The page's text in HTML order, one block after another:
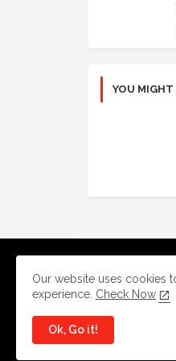
YOU MIGHT
Our website uses cookies
experience. Check Now
Ok, Go it!